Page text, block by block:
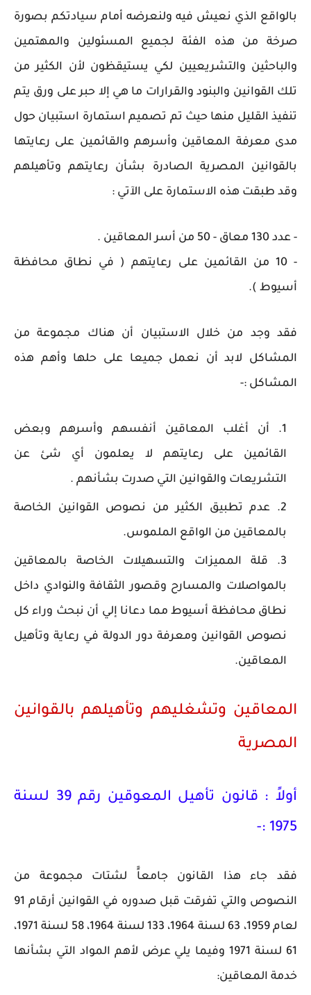
بالواقع الذي نعيش فيه ولنعرضه أمام سيادتكم بصورة
صرخة من هذه الفئة لجميع المسئولين والمهتمين
والباحثين والتشريعيين لكي يستيقظون لأن الكثير من
تلك القوانين والبنود والقرارات ما هي إلا حبر على ورق يتم
تنفيذ القليل منها حيث تم تصميم استمارة استبيان حول
مدى معرفة المعاقين وأسرهم والقائمين على رعايتها
بالقوانين المصرية الصادرة بشأن رعايتهم وتأهيلهم
وقد طبقت هذه الاستمارة على الآتي :
- عدد 130 معاق - 50 من أسر المعاقين .
- 10 من القائمين على رعايتهم ( في نطاق محافظة
أسيوط ).
فقد وجد من خلال الاستبيان أن هناك مجموعة من
المشاكل لابد أن نعمل جميعا على حلها وأهم هذه
المشاكل :-
أن أغلب المعاقين أنفسهم وأسرهم وبعض
القائمين على رعايتهم لا يعلمون أي شئ عن
التشريعات والقوانين التي صدرت بشأنهم .
عدم تطبيق الكثير من نصوص القوانين الخاصة
بالمعاقين من الواقع الملموس.
قلة المميزات والتسهيلات الخاصة بالمعاقين
بالمواصلات والمسارح وقصور الثقافة والنوادي داخل
نطاق محافظة أسيوط مما دعانا إلي أن نبحث وراء كل
نصوص القوانين ومعرفة دور الدولة في رعاية وتأهيل
المعاقين.
المعاقين وتشغليهم وتأهيلهم بالقوانين
المصرية
أولاً : قانون تأهيل المعوقين رقم 39 لسنة
1975 :-
فقد جاء هذا القانون جامعاًَ لشتات مجموعة من
النصوص والتي تفرقت قبل صدوره في القوانين أرقام 91
لعام 1959، 63 لسنة 1964، 133 لسنة 1964، 58 لسنة 1971،
61 لسنة 1971 وفيما يلي عرض لأهم المواد التي بشأنها
خدمة المعاقين: